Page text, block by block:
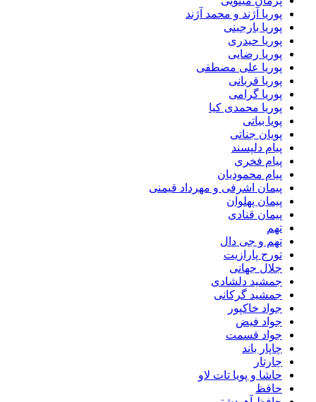
پوریا آژند و محمد آژند
پوریا بارجینی
پوریا حیدری
پوریا رضایی
پوریا علی مصطفی
پوریا قربانی
پوریا گرامی
پوریا محمدی کیا
پویا بیاتی
پویان جناتی
پیام دلپسند
پیام فخری
پیام محمودیان
پیمان اشرفی و مهرداد قیمنی
پیمان پهلوان
پیمان قنادی
تهم
تهم و جی دال
تورج پارازیت
جلال جهانی
جمشید دلشادی
جمشید گرکانی
جواد خاکپور
جواد فیض
جواد قسمت
چاپار باند
چارتار
حاشا و پویا تات لاو
حافظ